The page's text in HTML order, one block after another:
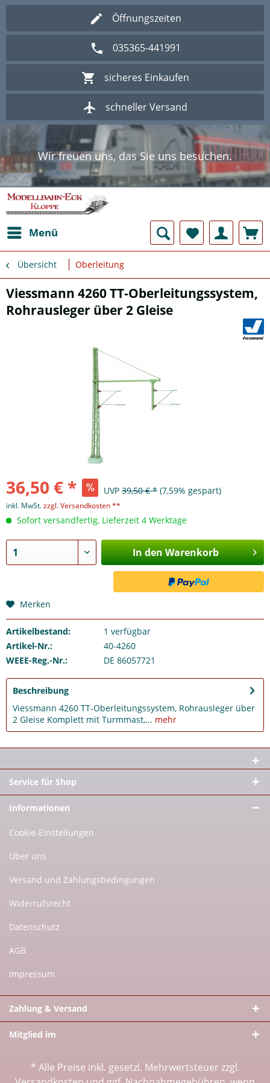
Öffnungszeiten
035365-441991
sicheres Einkaufen
schneller Versand
Wir freuen uns, das Sie uns besuchen.
Herzlich Willkommen im Onlineshop
Modellbahn - Eck Kloppe.
Wir freuen uns, das Sie uns besuchen.
Herzlich Willkommen im Onlineshop
Modellbahn - Eck Kloppe.
Menü
Übersicht Oberleitung
Viessmann 4260 TT-Oberleitungssystem,
Rohrausleger über 2 Gleise
36,50 € * UVP 39,50 € * (7,59% gespart)
inkl. MwSt.zzgl. Versandkosten **
Sofort versandfertig, Lieferzeit 4 Werktage
In den Warenkorb
Merken
Artikelbestand: 1 verfügbar
Artikel-Nr.:
40-4260
WEEE-Reg.-Nr.:
DE 86057721
Beschreibung
Viessmann 4260 TT-Oberleitungssystem, Rohrausleger über
2 Gleise Komplett mit Turmmast,... mehr
Service für Shop
Informationen
Cookie-Einstellungen
Über uns
Versand und Zahlungsbedingungen
Widerrufsrecht
Datenschutz
AGB
Impressum
Zahlung & Versand
Mitglied im
* Alle Preise inkl. gesetzl. Mehrwertsteuer zzgl.